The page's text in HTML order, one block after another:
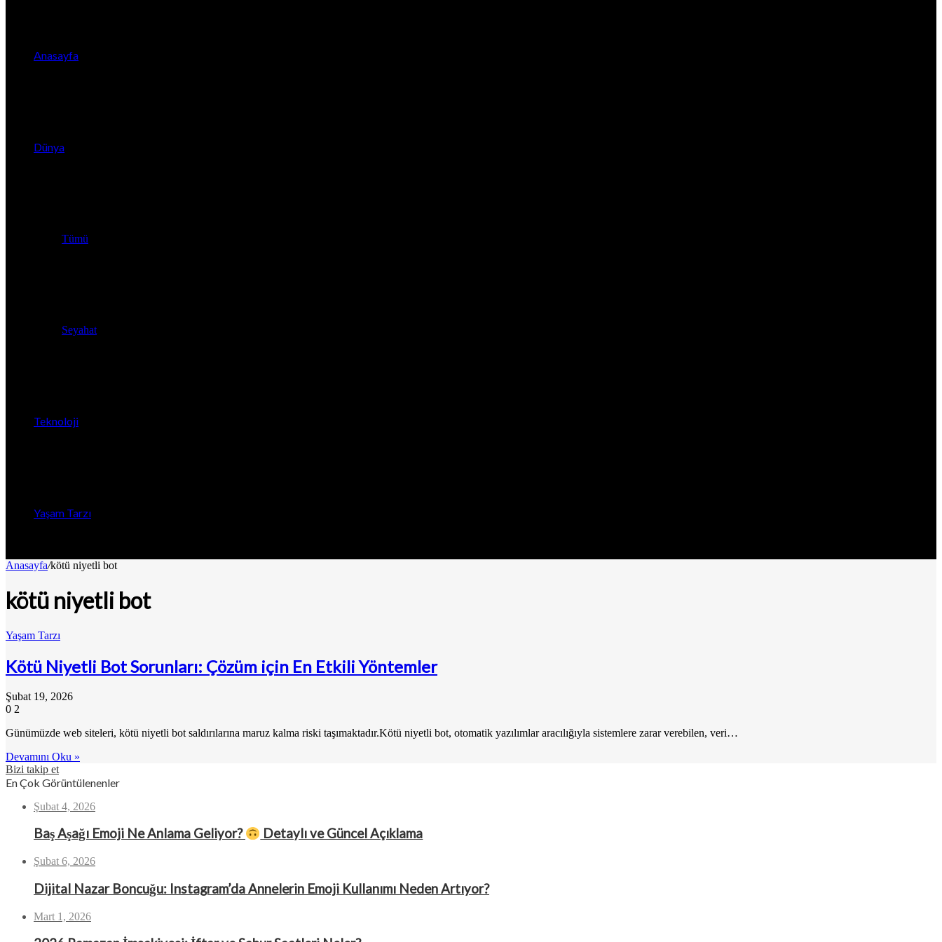
Anasayfa
Dünya
Tümü
Seyahat
Teknoloji
Yaşam Tarzı
Anasayfa/kötü niyetli bot
kötü niyetli bot
Yaşam Tarzı
Kötü Niyetli Bot Sorunları: Çözüm için En Etkili Yöntemler
Şubat 19, 2026
0 2
Günümüzde web siteleri, kötü niyetli bot saldırılarına maruz kalma riski taşımaktadır.Kötü niyetli bot, otomatik yazılımlar aracılığıyla sistemlere zarar verebilen, veri…
Devamını Oku »
Bizi takip et
En Çok Görüntülenenler
Şubat 4, 2026
Baş Aşağı Emoji Ne Anlama Geliyor? Detaylı ve Güncel Açıklama
Şubat 6, 2026
Dijital Nazar Boncuğu: Instagram’da Annelerin Emoji Kullanımı Neden Artıyor?
Mart 1, 2026